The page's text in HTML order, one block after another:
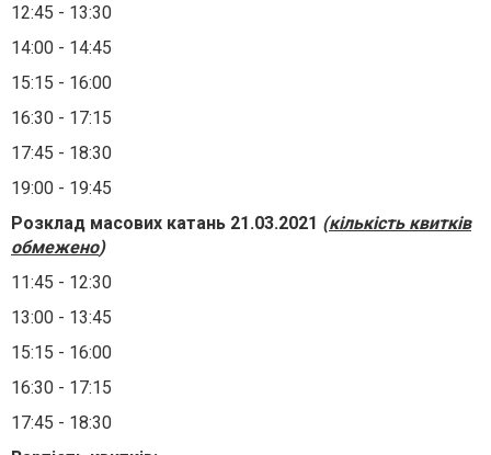
12:45 - 13:30
14:00 - 14:45
15:15 - 16:00
16:30 - 17:15
17:45 - 18:30
19:00 - 19:45
Розклад масових катань 21.03.2021 (кількість квитків
обмежено)
11:45 - 12:30
13:00 - 13:45
15:15 - 16:00
16:30 - 17:15
17:45 - 18:30